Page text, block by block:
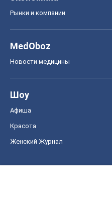
Рынки и компании
MedOboz
Новости медицины
Шоу
Афиша
Красота
Женский Журнал